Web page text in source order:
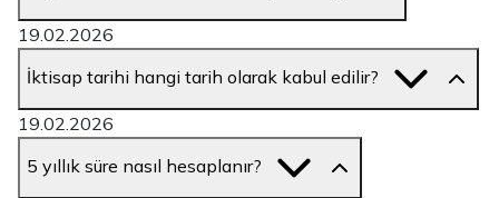
19.02.2026
İktisap tarihi hangi tarih olarak kabul edilir?
19.02.2026
5 yıllık süre nasıl hesaplanır?